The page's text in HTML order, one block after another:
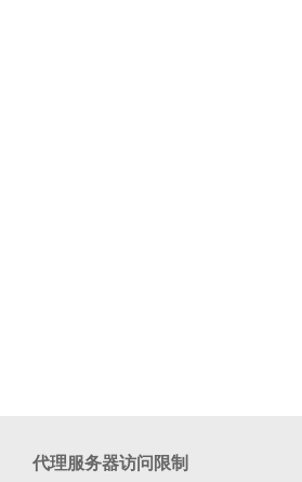
代理服务器访问限制